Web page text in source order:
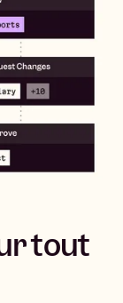
tout